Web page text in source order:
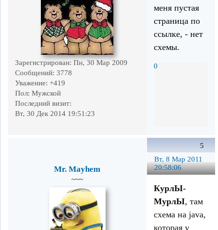
Зарегистрирован: Пн, 30 Мар 2009
Сообщений: 3778
Уважение: +419
Пол: Мужской
Последний визит:
Вт, 30 Дек 2014 19:51:23
меня пустая
страница по
ссылке, - нет
схемы.
0
5
Вт, 8 Мар 2011
20:58:06
Mr. Mayhem
~~~
КурлЫ-
МурлЫ, там
схема на java,
которая у